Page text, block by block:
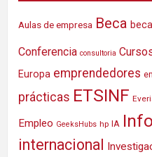
Aulas de empresa Beca
Conferencia consultoria
Europa emprendedores
prácticas ETSINF
Empleo GeeksHubs hp IA
internacional